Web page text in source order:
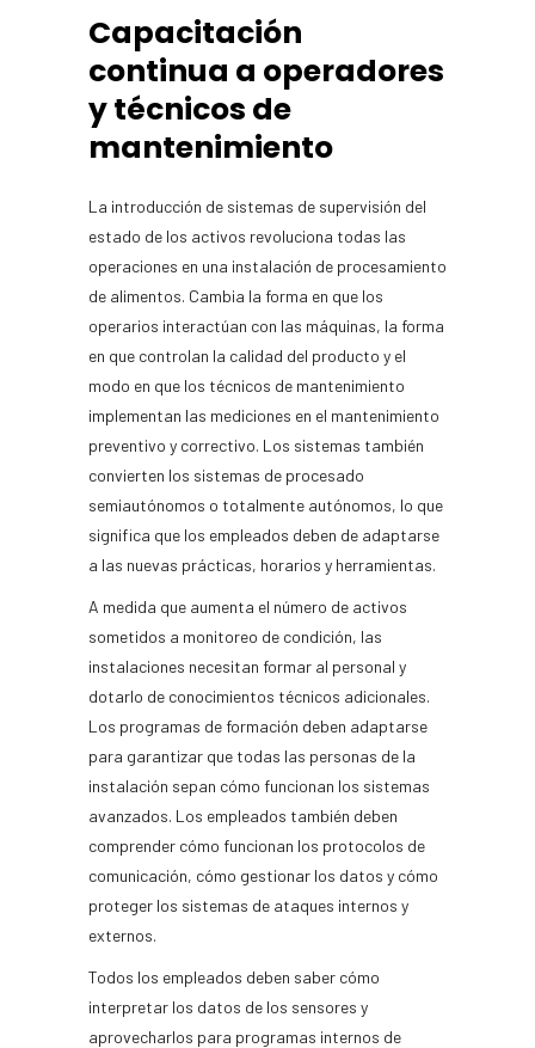
Capacitación
continua a operadores
y técnicos de
mantenimiento
La introducción de sistemas de supervisión del
estado de los activos revoluciona todas las
operaciones en una instalación de procesamiento
de alimentos. Cambia la forma en que los
operarios interactúan con las máquinas, la forma
en que controlan la calidad del producto y el
modo en que los técnicos de mantenimiento
implementan las mediciones en el mantenimiento
preventivo y correctivo. Los sistemas también
convierten los sistemas de procesado
semiautónomos o totalmente autónomos, lo que
significa que los empleados deben de adaptarse
a las nuevas prácticas, horarios y herramientas.
A medida que aumenta el número de activos
sometidos a monitoreo de condición, las
instalaciones necesitan formar al personal y
dotarlo de conocimientos técnicos adicionales.
Los programas de formación deben adaptarse
para garantizar que todas las personas de la
instalación sepan cómo funcionan los sistemas
avanzados. Los empleados también deben
comprender cómo funcionan los protocolos de
comunicación, cómo gestionar los datos y cómo
proteger los sistemas de ataques internos y
externos.
Todos los empleados deben saber cómo
interpretar los datos de los sensores y
aprovecharlos para programas internos de